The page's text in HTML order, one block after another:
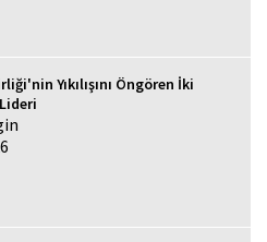
Yıkılışını Öngören İki